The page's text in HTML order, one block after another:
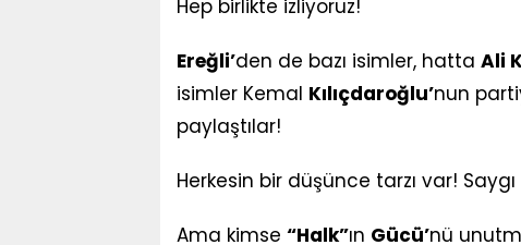
Hep birlikte izliyoruz!
Ereğli’den de bazı isimler, hatta Ali
isimler Kemal Kılıçdaroğlu’nun
paylaştılar!
Herkesin bir düşünce tarzı var!
Ama kimse “Halk”ın Gücü’nü